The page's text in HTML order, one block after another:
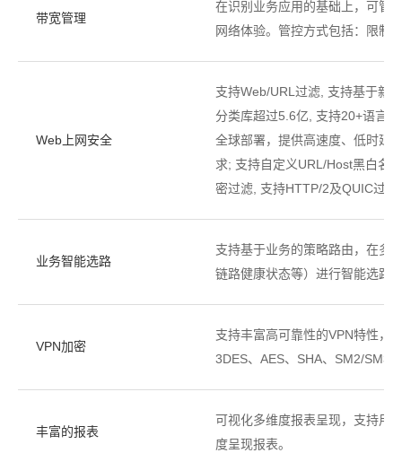
带宽管理
在识别业务应用的基础上，可管
网络体验。管控方式包括：限制
Web上网安全
支持Web/URL过滤, 支持基于新
分类库超过5.6亿, 支持20+语言,
全球部署，提供高速度、低时延
求; 支持自定义URL/Host黑白名
密过滤, 支持HTTP/2及QUIC过
业务智能选路
支持基于业务的策略路由，在多
链路健康状态等）进行智能选路
VPN加密
支持丰富高可靠性的VPN特性，
3DES、AES、SHA、SM2/SM3/
丰富的报表
可视化多维度报表呈现，支持用
度呈现报表。